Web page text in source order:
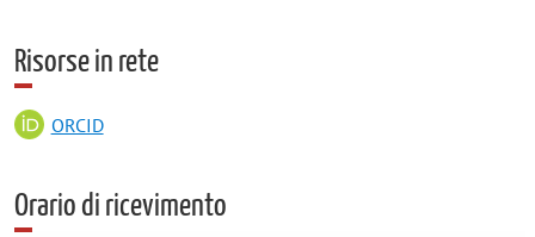
Risorse in rete
ORCID
Orario di ricevimento